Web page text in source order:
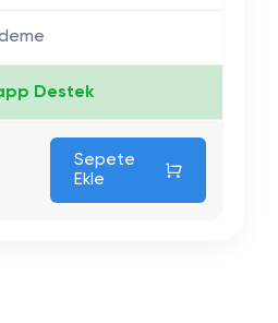
Destek
Sepete
Ekle